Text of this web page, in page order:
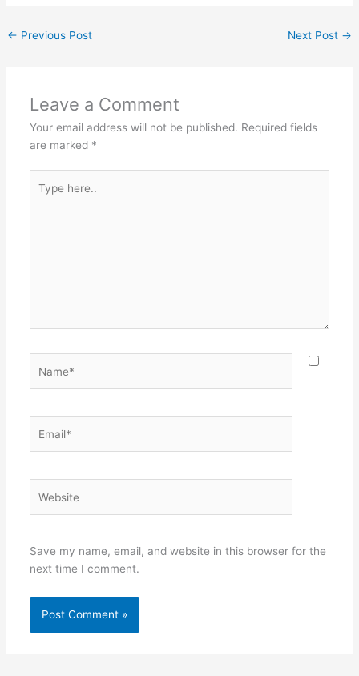
← Previous Post Next Post →
Leave a Comment
Your email address will not be published. Required fields
are marked *
here..
Save my name, email, and website in this browser for the
next time I comment.